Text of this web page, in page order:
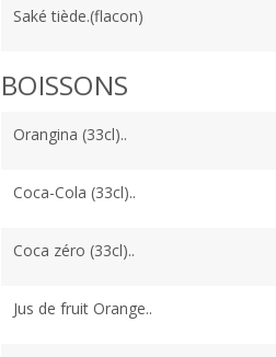
Saké tiède.(flacon)
BOISSONS
Orangina (33cl)..
Coca-Cola (33cl)..
Coca zéro (33cl)..
Jus de fruit Orange..